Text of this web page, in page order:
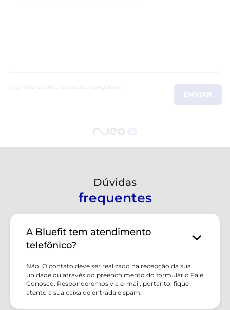
Dúvidas
frequentes
A Bluefit tem atendimento
telefônico?
Não. O contato deve ser realizado na recepção da sua
unidade ou através do preenchimento do formulário Fale
Conosco. Responderemos via e-mail, portanto, fique
atento à sua caixa de entrada e spam.